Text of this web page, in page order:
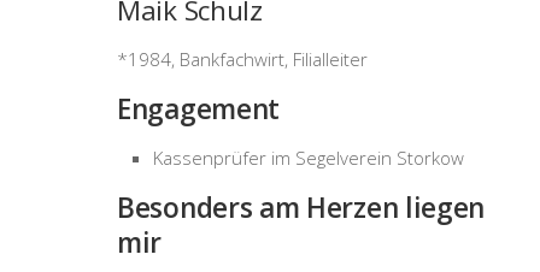
Maik Schulz
*1984, Bankfachwirt, Filialleiter
Engagement
Kassenprüfer im Segelverein Storkow
Besonders am Herzen liegen
mir